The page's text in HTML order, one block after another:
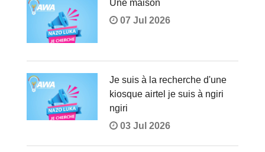
Une maison
07 Jul 2026
Je suis à la recherche d'une
kiosque airtel je suis à ngiri
ngiri
03 Jul 2026